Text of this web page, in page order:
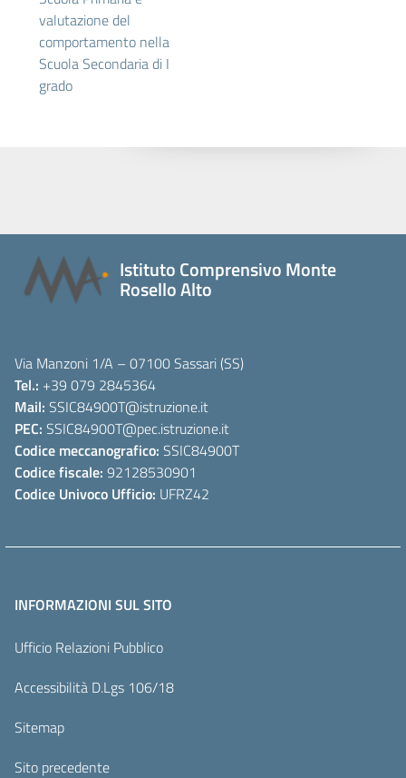
valutazione del
comportamento nella
Scuola Secondaria di I
grado
Istituto Comprensivo Monte
Rosello Alto
Via Manzoni 1/A – 07100 Sassari (SS)
Tel.: +39 079 2845364
Mail: SSIC84900T@istruzione.it
PEC: SSIC84900T@pec.istruzione.it
Codice meccanografico: SSIC84900T
Codice fiscale: 92128530901
Codice Univoco Ufficio: UFRZ42
INFORMAZIONI SUL SITO
Ufficio Relazioni Pubblico
Accessibilità D.Lgs 106/18
Sitemap
Sito precedente